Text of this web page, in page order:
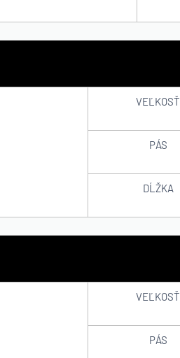
VEĽKOSŤ
PÁS
DĹŽKA
VEĽKOSŤ
PÁS